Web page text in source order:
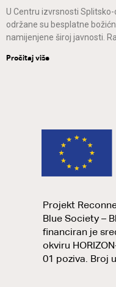
U Centru izvrsnosti
održane su besplatne
namijenjene široj javnosti.
Pročitaj više
Projekt
Blue Society –
financiran je
okviru
01 poziva. Broj